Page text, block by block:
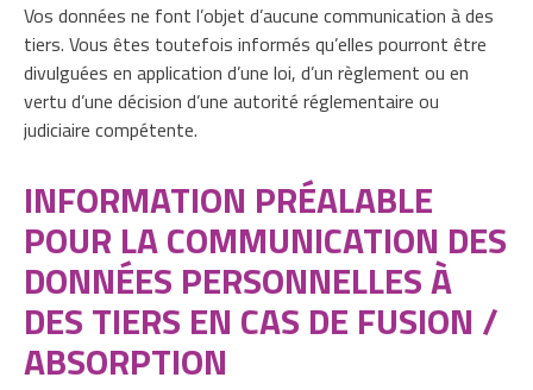
Vos données ne font l’objet d’aucune communication à des
tiers. Vous êtes toutefois informés qu’elles pourront être
divulguées en application d’une loi, d’un règlement ou en
vertu d’une décision d’une autorité réglementaire ou
judiciaire compétente.
INFORMATION PRÉALABLE
POUR LA COMMUNICATION DES
DONNÉES PERSONNELLES À
DES TIERS EN CAS DE FUSION /
ABSORPTION